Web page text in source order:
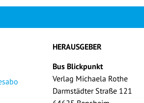
HERAUSGEBER
Bus Blickpunkt
Verlag Michaela Rothe
Darmstädter Straße 121